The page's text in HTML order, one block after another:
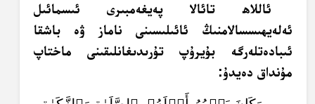
ئاللاھ تائالا پەيغەمبىرى ئىسمائىل
ئەلەيھىسسالامنىڭ ئائىلىسىنى ناماز ۋە باشقا
ئىبادەتلەرگە بۇيرۇپ تۇرىدىغانلىقىنى ماختاپ
مۇنداق دەيدۇ: